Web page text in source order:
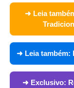
➜ Leia
➜ Leia também:
➜ Exclusivo: